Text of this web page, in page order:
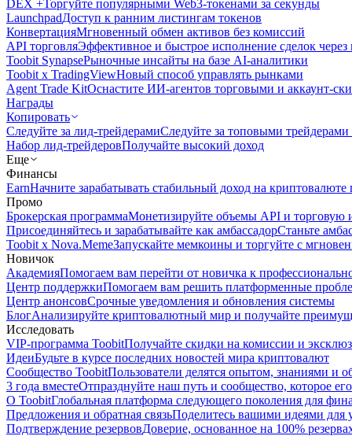
DEX +Торгуйте популярными Web3-токенами за секунды
LaunchpadДоступ к ранним листингам токенов
КонвертацияМгновенный обмен активов без комиссий
API торговляЭффективное и быстрое исполнение сделок
Toobit SynapseРыночные инсайты на базе AI-аналитики
Toobit x TradingViewНовый способ управлять рынками
Agent Trade KitОснастите ИИ-агентов торговыми и аккаунт-
Награды
Копировать
Следуйте за лид-трейдерамиСледуйте за топовыми
Набор лид-трейдеровПолучайте высокий доход
Еще
Финансы
EarnНачните зарабатывать стабильный доход на криптовалюте
Промо
Брокерская программаМонетизируйте объемы API и торговую
Присоединяйтесь и зарабатывайте как амбассадорСтаньте
Toobit x Nova.MemeЗапускайте мемкоины и торгуйте с
Новичок
АкадемияПомогаем вам перейти от новичка к
Центр поддержкиПомогаем вам решить платформенные
Центр анонсовСрочные уведомления и обновления системы
БлогАнализируйте криптовалютный мир и получайте
Исследовать
VIP-программа ToobitПолучайте скидки на комиссии и
ИдеиБудьте в курсе последних новостей мира криптовалют
Сообщество ToobitПользователи делятся опытом, знаниями и
3 года вместеОтпразднуйте наш путь и сообщество, которое
О ToobitГлобальная платформа следующего поколения для
Предложения и обратная связьПоделитесь вашими идеями для
Подтверждение резервовДоверие, основанное на 100%